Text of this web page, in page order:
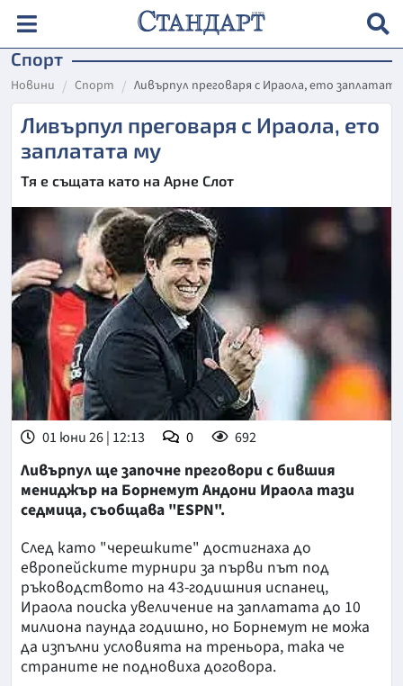
Спорт
Новини Спорт Ливърпул преговаря с Ираола, ето
Ливърпул преговаря с Ираола, ето
заплатата му
Тя е същата като на Арне Слот
01 юни 26 | 12:13 0 692
Ливърпул ще започне преговори с бившия
мениджър на Борнемут Андони Ираола тази
седмица, съобщава "ESPN".
След като "черешките" достигнаха до
европейските турнири за първи път под
ръководството на 43-годишния испанец,
Ираола поиска увеличение на заплатата до 10
милиона паунда годишно, но Борнемут не можа
да изпълни условията на треньора, така че
страните не подновиха договора.